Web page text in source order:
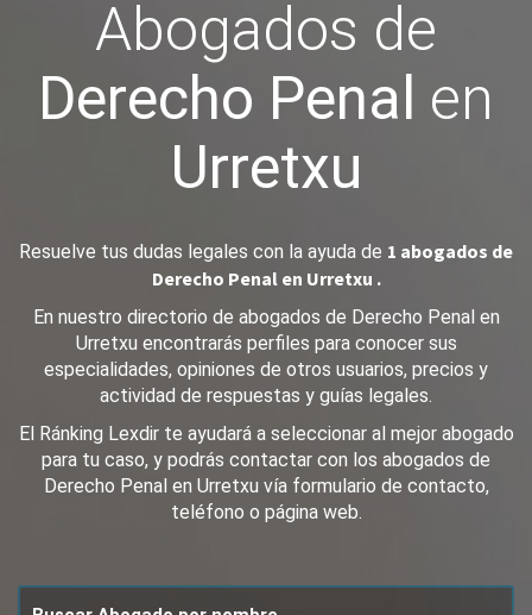
Abogados de
Derecho Penal en
Urretxu
Resuelve tus dudas legales con la ayuda de 1 abogados de
Derecho Penal en Urretxu .
En nuestro directorio de abogados de Derecho Penal en
Urretxu encontrarás perfiles para conocer sus
especialidades, opiniones de otros usuarios, precios y
actividad de respuestas y guías legales.
El Ránking Lexdir te ayudará a seleccionar al mejor abogado
para tu caso, y podrás contactar con los abogados de
Derecho Penal en Urretxu vía formulario de contacto,
teléfono o página web.